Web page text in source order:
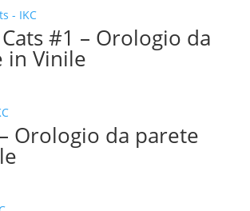
#1 – Orologio da
in Vinile
Orologio da parete